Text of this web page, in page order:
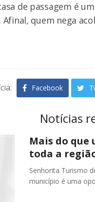
de passagem é
Afinal, quem nega
Facebook
Notícias
Mais do que
toda a
Senhorita Turismo
município é uma